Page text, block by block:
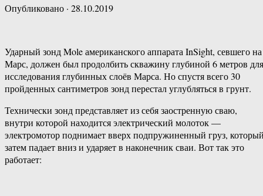
Опубликовано · 28.10.2019
Ударный зонд Mole американского аппарата InSight, севшего на
Марс, должен был продолбить скважину глубиной 6 метров для
исследования глубинных слоёв Марса. Но спустя всего 30
пройденных сантиметров зонд перестал углубляться в грунт.
Технически зонд представляет из себя заостренную сваю,
внутри которой находится электрический молоток —
электромотор поднимает вверх подпружиненный груз,
затем падает вниз и ударяет в наконечник сваи. Вот так это
работает: